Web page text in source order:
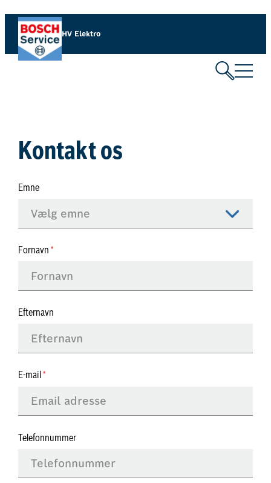
Spring
indhold
HV Elektro
Kontakt os
Emne
Fornavn
Efternavn
E-mail
Telefonnummer